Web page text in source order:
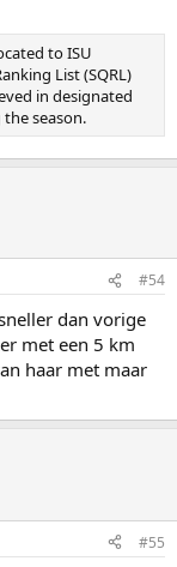
to ISU
List (SQRL)
in designated
season.
#54
dan vorige
met een 5 km
haar met maar
#55